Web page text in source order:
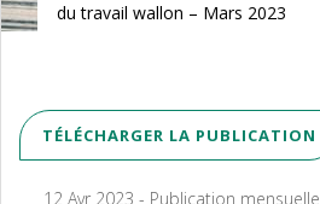
du travail wallon – Mars 2023
TÉLÉCHARGER LA PUBLICATION
12 Avr 2023 - Publication mensuelle